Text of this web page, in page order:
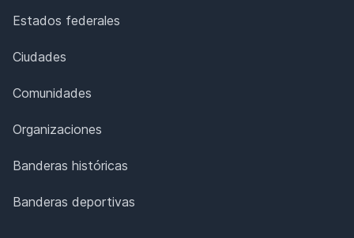
Estados federales
Ciudades
Comunidades
Organizaciones
Banderas históricas
Banderas deportivas